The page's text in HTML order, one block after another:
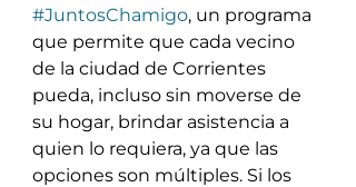
#JuntosChamigo, un programa
que permite que cada vecino
de la ciudad de Corrientes
pueda, incluso sin moverse de
su hogar, brindar asistencia a
quien lo requiera, ya que las
opciones son múltiples. Si los